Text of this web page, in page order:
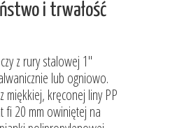
i trwałość
z rury stalowej 1"
lub ogniowo.
miękkiej, kręconej liny PP
fi 20 mm owiniętej na